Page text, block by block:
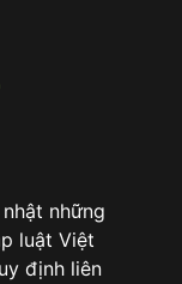
những
luật Việt
định liên